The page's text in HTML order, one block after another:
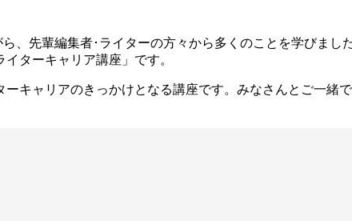
、先輩編集者･ライターの方々から多くのことを学びまし
ターキャリア講座」です。
キャリアのきっかけとなる講座です。みなさんとご一緒